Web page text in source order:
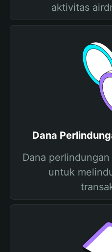
aktivitas
Dana
Dana
untuk